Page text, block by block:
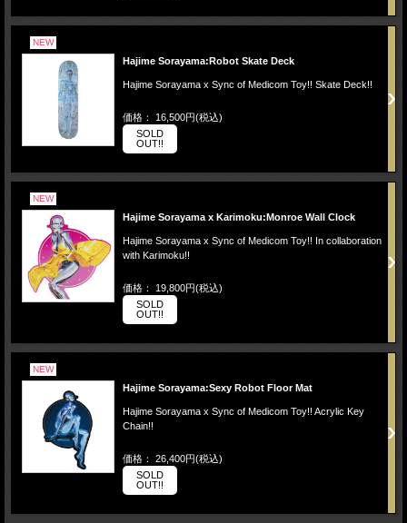
NEW
Hajime Sorayama:Robot Skate Deck
Hajime Sorayama x Sync of Medicom Toy!! Skate Deck!!
価格： 16,500円(税込)
SOLD
OUT!!
NEW
Hajime Sorayama x Karimoku:Monroe Wall Clock
Hajime Sorayama x Sync of Medicom Toy!! In collaboration
with Karimoku!!
価格： 19,800円(税込)
SOLD
OUT!!
NEW
Hajime Sorayama:Sexy Robot Floor Mat
Hajime Sorayama x Sync of Medicom Toy!! Acrylic Key
Chain!!
価格： 26,400円(税込)
SOLD
OUT!!